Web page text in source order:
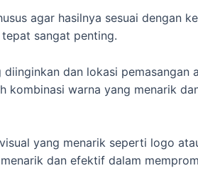
agar hasilnya sesuai dengan
sangat penting.
dan lokasi
kombinasi warna yang menarik
yang menarik seperti logo
dan efektif dalam